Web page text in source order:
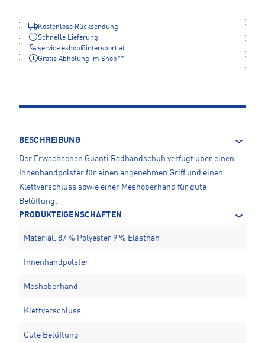
Kostenlose Rücksendung
Schnelle Lieferung
service.eshop@intersport.at
Gratis Abholung im Shop**
BESCHREIBUNG
Der Erwachsenen Guanti Radhandschuh verfügt über einen
Innenhandpolster für einen angenehmen Griff und einen
Klettverschluss sowie einer Meshoberhand für gute
Belüftung.
PRODUKTEIGENSCHAFTEN
Material: 87 % Polyester 9 % Elasthan
Innenhandpolster
Meshoberhand
Klettverschluss
Gute Belüftung